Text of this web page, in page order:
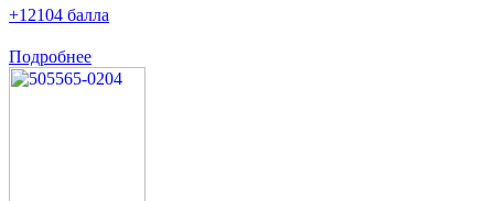
+12104 балла
Подробнее